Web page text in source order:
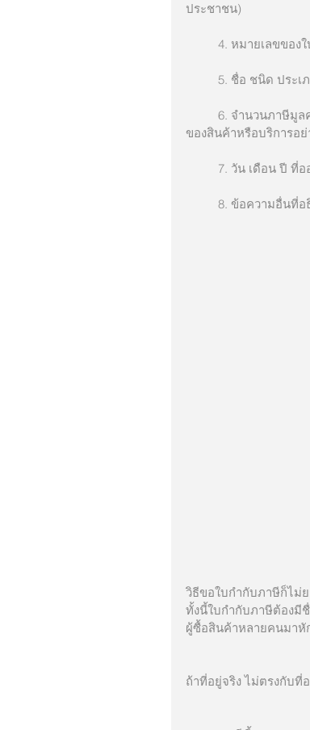
ประชาชน)
4. หม
5. ชื่อ
ของสินค้าหรือบริการอ
7. วัน เดื
8. ข้อ
วิธีขอใบกำกับภาษีก็ไม่
ทั้งนี้ใบกำกับภาษีต้องมี
ผู้ซื้อสินค้าหลายคนมาหั
ถ้าที่อยู่จริง ไม่ตรงกับที่